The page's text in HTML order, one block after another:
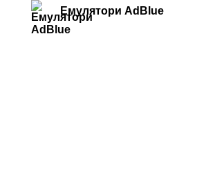
Емулятори AdBlue